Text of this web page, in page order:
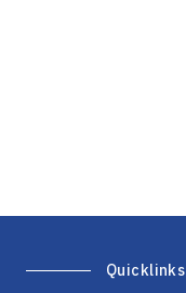
Quicklinks